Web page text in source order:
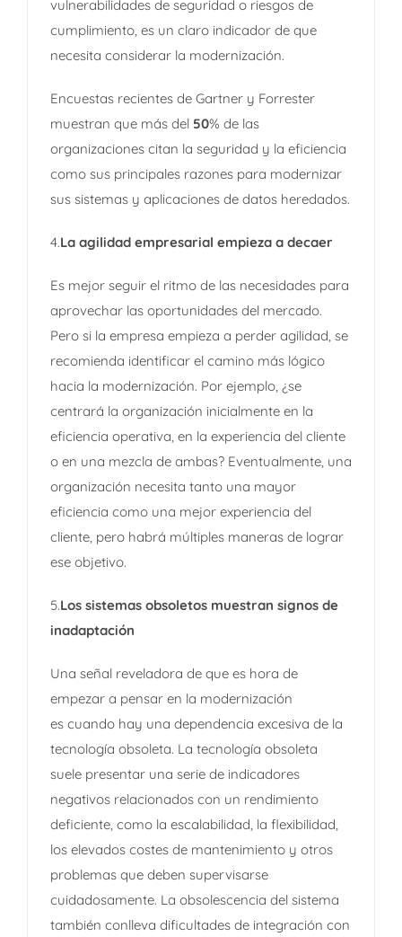
vulnerabilidades de seguridad o riesgos de
cumplimiento, es un claro indicador de que
necesita considerar la modernización.
Encuestas recientes de Gartner y Forrester
muestran que más del 50% de las
organizaciones citan la seguridad y la eficiencia
como sus principales razones para modernizar
sus sistemas y aplicaciones de datos heredados.
4.La agilidad empresarial empieza a decaer
Es mejor seguir el ritmo de las necesidades para
aprovechar las oportunidades del mercado.
Pero si la empresa empieza a perder agilidad, se
recomienda identificar el camino más lógico
hacia la modernización. Por ejemplo, ¿se
centrará la organización inicialmente en la
eficiencia operativa, en la experiencia del cliente
o en una mezcla de ambas? Eventualmente, una
organización necesita tanto una mayor
eficiencia como una mejor experiencia del
cliente, pero habrá múltiples maneras de lograr
ese objetivo.
5.Los sistemas obsoletos muestran signos de
inadaptación
Una señal reveladora de que es hora de
empezar a pensar en la modernización
es cuando hay una dependencia excesiva de la
tecnología obsoleta. La tecnología obsoleta
suele presentar una serie de indicadores
negativos relacionados con un rendimiento
deficiente, como la escalabilidad, la flexibilidad,
los elevados costes de mantenimiento y otros
problemas que deben supervisarse
cuidadosamente. La obsolescencia del sistema
también conlleva dificultades de integración con